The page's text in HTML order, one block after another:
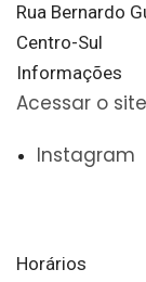
Rua Bernardo
Centro-Sul
Informações
Acessar o site
Instagram
Horários